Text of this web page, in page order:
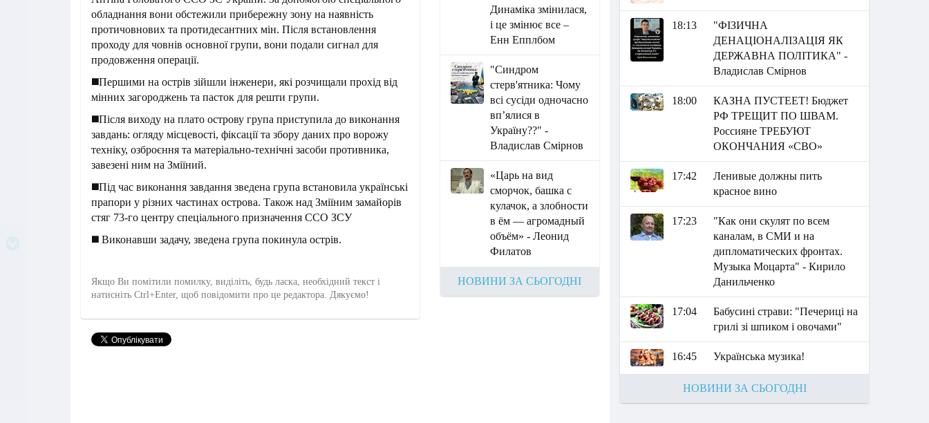
обладнання вони обстежили прибережну зону на наявність
протичовнових та протидесантних мін. Після встановлення
проходу для човнів основної групи, вони подали сигнал для
продовження операції.
◼️Першими на острів зійшли інженери, які розчищали прохід від
мінних загороджень та пасток для решти групи.
◼️Після виходу на плато острову група приступила до виконання
завдань: огляду місцевості, фіксації та збору даних про ворожу
техніку, озброєння та матеріально-технічні засоби противника,
завезені ним на Зміїний.
◼️Під час виконання завдання зведена група встановила українські
прапори у різних частинах острова. Також над Зміїним замайорів
стяг 73-го центру спеціального призначення ССО ЗСУ
◼️ Виконавши задачу, зведена група покинула острів.
Якщо Ви помітили помилку, виділіть, будь ласка, необхідний текст і
натисніть Ctrl+Enter, щоб повідомити про це редактора. Дякуємо!
Динаміка змінилася,
і це змінює все –
Енн Епплбом
"Синдром
стерв'ятника: Чому
всі сусіди одночасно
вп’ялися в
Україну??" -
Владислав Смірнов
«Царь на вид
сморчок, башка с
кулачок, а злобности
в ём — агромадный
объём» - Леонид
Филатов
НОВИНИ ЗА СЬОГОДНІ
18:13
"ФІЗИЧНА
ДЕНАЦІОНАЛІЗАЦІЯ ЯК
ДЕРЖАВНА ПОЛІТИКА" -
Владислав Смірнов
18:00
КАЗНА ПУСТЕЕТ! Бюджет
РФ ТРЕЩИТ ПО ШВАМ.
Россияне ТРЕБУЮТ
ОКОНЧАНИЯ «СВО»
17:42
Ленивые должны пить
красное вино
17:23
"Как они скулят по всем
каналам, в СМИ и на
дипломатических фронтах.
Музыка Моцарта" - Кирило
Данильченко
17:04
Бабусині страви: "Печериці на
грилі зі шпиком і овочами"
16:45 Українська музика!
НОВИНИ ЗА СЬОГОДНІ